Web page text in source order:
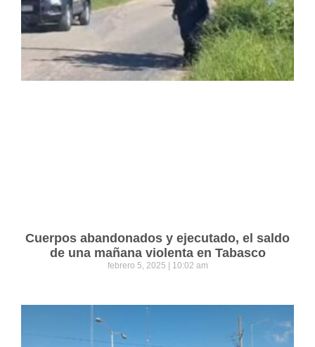
Cuerpos abandonados y ejecutado, el saldo
de una mañana violenta en Tabasco
febrero 5, 2025 10:02 am